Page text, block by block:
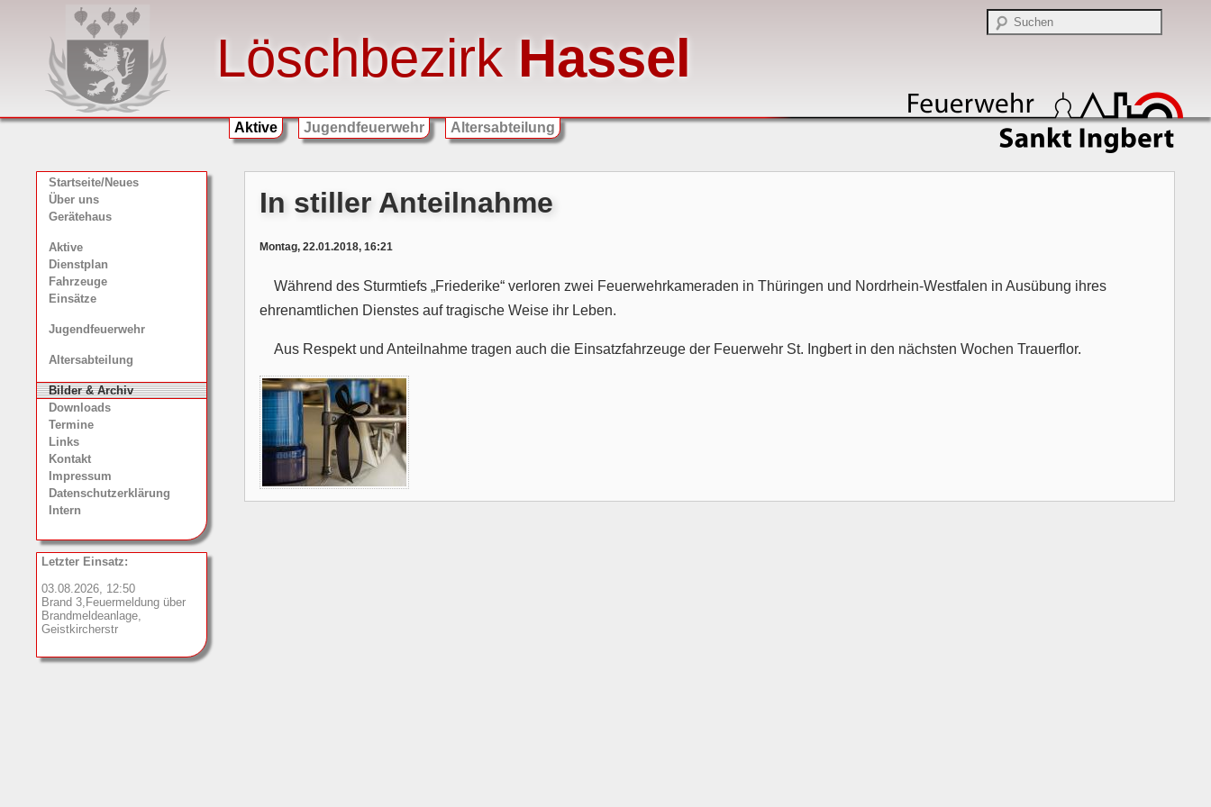
Löschbezirk Hassel
Aktive Jugendfeuerwehr Altersabteilung
Startseite/Neues
Über uns
Gerätehaus
Aktive
Dienstplan
Fahrzeuge
Einsätze
Jugendfeuerwehr
Altersabteilung
Bilder & Archiv
Downloads
Termine
Links
Kontakt
Impressum
Datenschutzerklärung
Intern
Letzter Einsatz:
03.08.2026, 12:50
Brand 3,Feuermeldung über
Brandmeldeanlage,
Geistkircherstr
In stiller Anteilnahme
Montag, 22.01.2018, 16:21
Während des Sturmtiefs „Friederike“ verloren zwei Feuerwehrkameraden in Thüringen und Nordrhein-Westfalen in Ausübung ihres
ehrenamtlichen Dienstes auf tragische Weise ihr Leben.
Aus Respekt und Anteilnahme tragen auch die Einsatzfahrzeuge der Feuerwehr St. Ingbert in den nächsten Wochen Trauerflor.